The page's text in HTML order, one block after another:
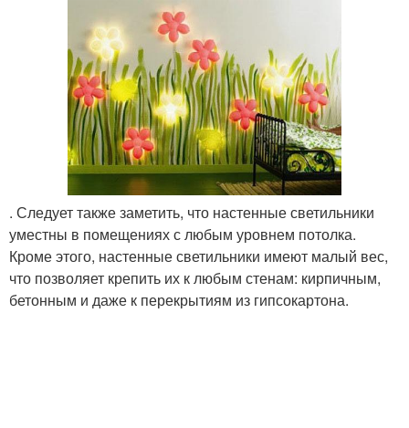
. Следует также заметить, что настенные светильники
уместны в помещениях с любым уровнем потолка.
Кроме этого, настенные светильники имеют малый вес,
что позволяет крепить их к любым стенам: кирпичным,
бетонным и даже к перекрытиям из гипсокартона.